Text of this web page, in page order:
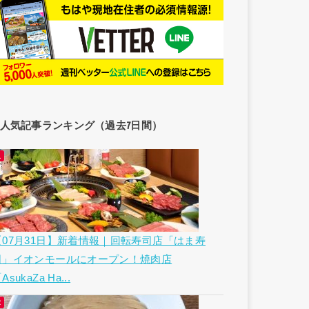
人気記事ランキング（過去7日間）
07月31日】新着情報｜回転寿司店「はま寿
」イオンモールにオープン！焼肉店
AsukaZa Ha...